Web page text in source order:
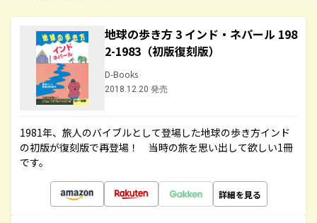
地球の歩き方 3 インド・ネパール 198
2-1983（初版復刻版）
D-Books
2018.12.20 発売
1981年、旅人のバイブルとして登場した地球の歩き方インド
の初版が復刻版で再登場！ 当時の旅を思い出して欲しい1冊
です。
詳細を見る